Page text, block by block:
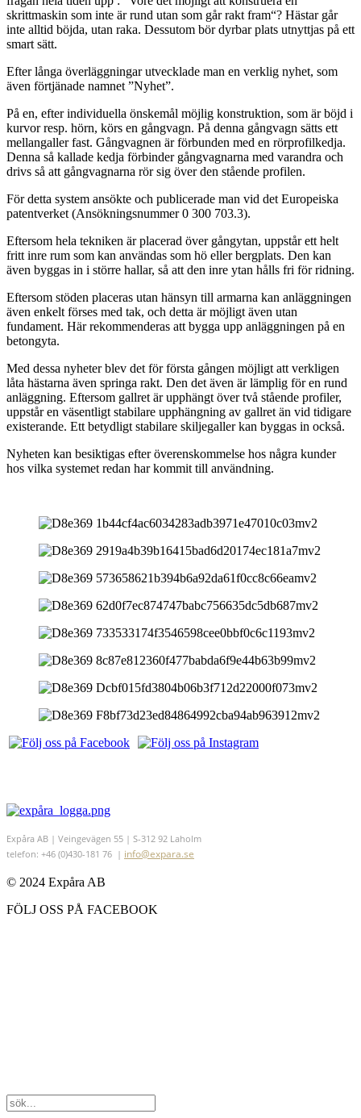
skrittmaskin som inte är rund utan som går rakt fram“? Hästar går
inte alltid böjda, utan raka. Dessutom bör dyrbar plats utnyttjas på ett
smart sätt.
Efter långa överläggningar utvecklade man en verklig nyhet, som
även förtjänade namnet ”Nyhet”.
På en, efter individuella önskemål möjlig konstruktion, som är böjd i
kurvor resp. hörn, körs en gångvagn. På denna gångvagn sätts ett
mellangaller fast. Gångvagnen är förbunden med en rörprofilkedja.
Denna så kallade kedja förbinder gångvagnarna med varandra och
drivs så att gångvagnarna rör sig över den stående profilen.
För detta system ansökte och publicerade man vid det Europeiska
patentverket (Ansökningsnummer 0 300 703.3).
Eftersom hela tekniken är placerad över gångytan, uppstår ett helt
fritt inre rum som kan användas som hö eller bergplats. Den kan
även byggas in i större hallar, så att den inre ytan hålls fri för ridning.
Eftersom stöden placeras utan hänsyn till armarna kan anläggningen
även enkelt förses med tak, och detta är möjligt även utan
fundament. Här rekommenderas att bygga upp anläggningen på en
betongyta.
Med dessa nyheter blev det för första gången möjligt att verkligen
låta hästarna även springa rakt. Den det även är lämplig för en rund
anläggning. Eftersom gallret är upphängt över två stående profiler,
uppstår en väsentligt stabilare upphängning av gallret än vid tidigare
existerande. Ett betydligt stabilare skiljegaller kan byggas in också.
Nyheten kan besiktigas efter överenskommelse hos några kunder
hos vilka systemet redan har kommit till användning.
Expåra AB | Veingevägen 55 | S-312 92 Laholm
telefon: +46 (0)430-181 76 | info@expara.se
© 2024 Expåra AB
FÖLJ OSS PÅ FACEBOOK